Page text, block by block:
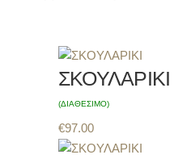
ΣΚΟΥΛΑΡΙΚΙ
(ΔΙΑΘEΣΙΜΟ)
€97.00